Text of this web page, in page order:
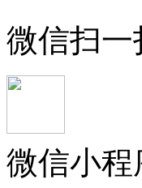
微信扫一
微信小程